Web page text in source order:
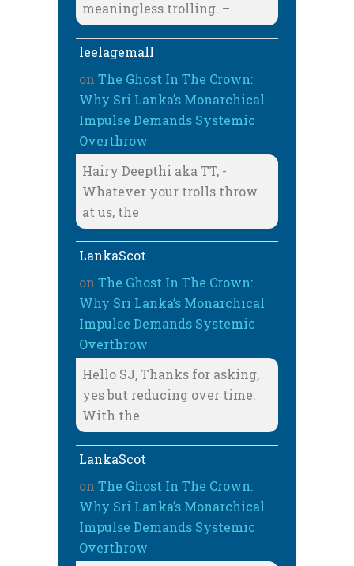
meaningless trolling. –
leelagemall
on The Ghost In The Crown:
Why Sri Lanka’s Monarchical
Impulse Demands Systemic
Overthrow
Hairy Deepthi aka TT, -
Whatever your trolls throw
at us, the
LankaScot
on The Ghost In The Crown:
Why Sri Lanka’s Monarchical
Impulse Demands Systemic
Overthrow
Hello SJ, Thanks for asking,
yes but reducing over time.
With the
LankaScot
on The Ghost In The Crown:
Why Sri Lanka’s Monarchical
Impulse Demands Systemic
Overthrow